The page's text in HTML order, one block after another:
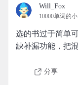
Will_Fox
10000单词的
选的书过于简单
缺补漏功能，把
分享